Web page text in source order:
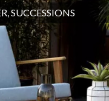
SUCCESSIONS